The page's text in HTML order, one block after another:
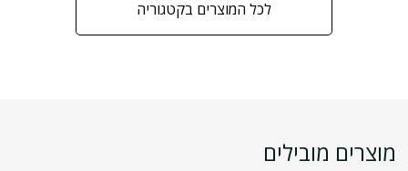
לכל המוצרים בקטגוריה
מוצרים מובילים